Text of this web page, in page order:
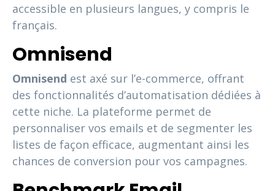
accessible en plusieurs langues, y compris le
français.
Omnisend
Omnisend est axé sur l’e-commerce, offrant
des fonctionnalités d’automatisation dédiées à
cette niche. La plateforme permet de
personnaliser vos emails et de segmenter les
listes de façon efficace, augmentant ainsi les
chances de conversion pour vos campagnes.